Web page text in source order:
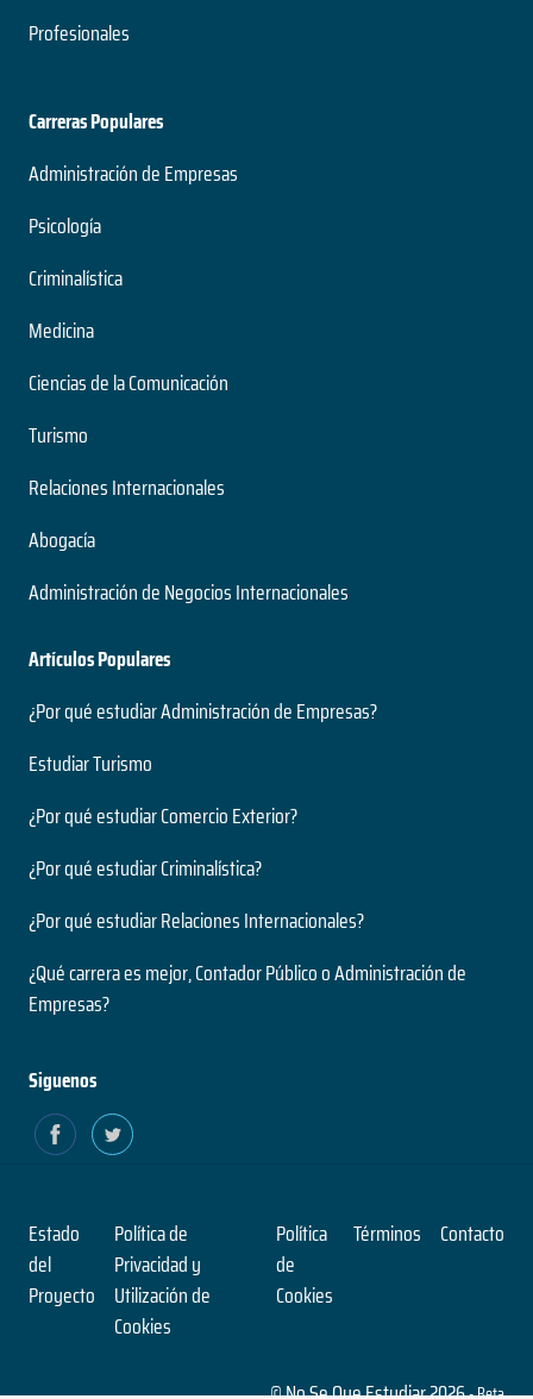
Profesionales
Carreras Populares
Administración de Empresas
Psicología
Criminalística
Medicina
Ciencias de la Comunicación
Turismo
Relaciones Internacionales
Abogacía
Administración de Negocios Internacionales
Artículos Populares
¿Por qué estudiar Administración de Empresas?
Estudiar Turismo
¿Por qué estudiar Comercio Exterior?
¿Por qué estudiar Criminalística?
¿Por qué estudiar Relaciones Internacionales?
¿Qué carrera es mejor, Contador Público o Administración de
Empresas?
Siguenos
Estado
del
Proyecto
Política de
Privacidad y
Utilización de
Cookies
Política
de
Cookies
Términos Contacto